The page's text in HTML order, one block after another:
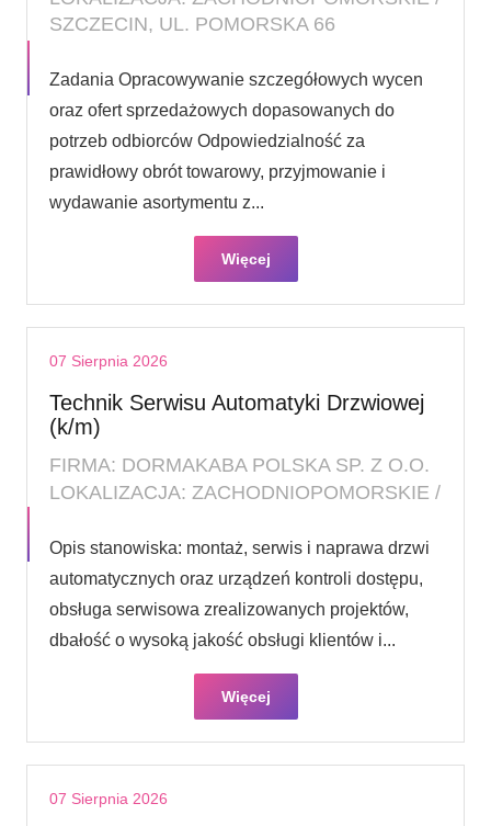
SZCZECIN, UL. POMORSKA 66
Zadania Opracowywanie szczegółowych wycen
oraz ofert sprzedażowych dopasowanych do
potrzeb odbiorców Odpowiedzialność za
prawidłowy obrót towarowy, przyjmowanie i
wydawanie asortymentu z...
Więcej
07 Sierpnia 2026
Technik Serwisu Automatyki Drzwiowej
(k/m)
FIRMA: DORMAKABA POLSKA SP. Z O.O.
LOKALIZACJA: ZACHODNIOPOMORSKIE /
Opis stanowiska: montaż, serwis i naprawa drzwi
automatycznych oraz urządzeń kontroli dostępu,
obsługa serwisowa zrealizowanych projektów,
dbałość o wysoką jakość obsługi klientów i...
Więcej
07 Sierpnia 2026